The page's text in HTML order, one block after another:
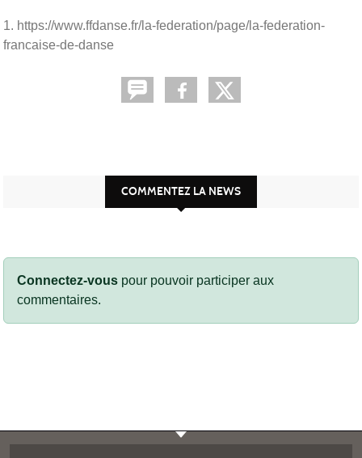
1. https://www.ffdanse.fr/la-federation/page/la-federation-
francaise-de-danse
COMMENTEZ LA NEWS
Connectez-vous pour pouvoir participer aux
commentaires.